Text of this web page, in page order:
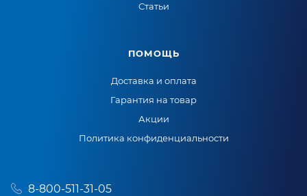
Статьи
ПОМОЩЬ
Доставка и оплата
Гарантия на товар
Акции
Политика конфиденциальности
8-800-511-31-05